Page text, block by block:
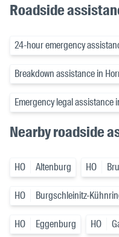
Roadside
24-hour emergency
Breakdown assistance in
Emergency legal assistance
Nearby roadside
HO Altenburg HO
HO Burgschleinitz-
HO Eggenburg HO